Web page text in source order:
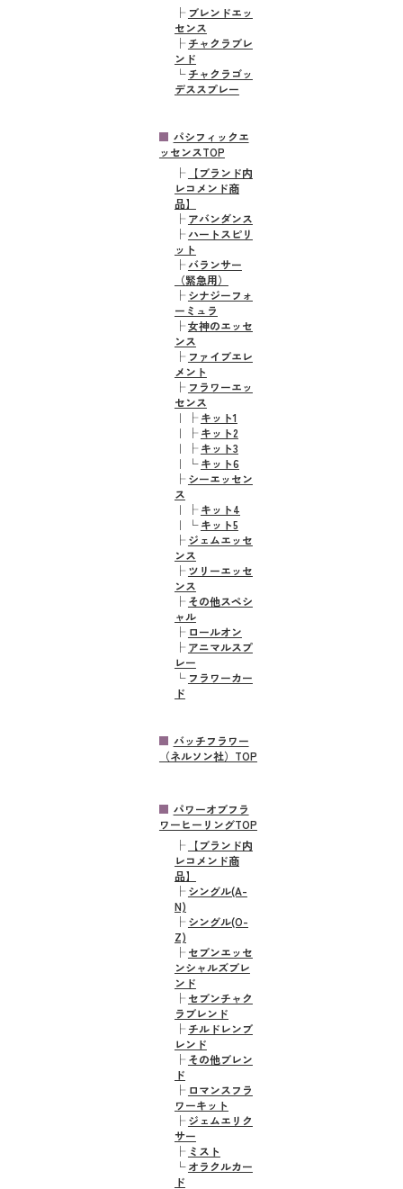
├ ブレンドエッ
センス
├ チャクラブレ
ンド
└チャクラゴッ
デススプレー
パシフィックエ
ッセンスTOP
├
【ブランド内
レコメンド商
品】
├ アバンダンス
├ハートスピリ
ット
├バランサー
（緊急用）
├ シナジーフォ
ーミュラ
├女神のエッセ
ンス
├ ファイブエレ
メント
├ フラワーエッ
センス
｜
├ キット1
｜
├ キット2
｜
├ キット3
｜
└キット6
├ シーエッセン
ス
｜
├ キット4
｜
└キット5
├ ジェムエッセ
ンス
├ ツリーエッセ
ンス
├ その他スペシ
ャル
├ ロールオン
├ アニマルスプ
レー
└ フラワーカー
ド
バッチフラワー
（ネルソン社）TOP
パワーオブフラ
ワーヒーリングTOP
├
【ブランド内
レコメンド商
品】
├ シングル(A-
N)
├ シングル(O-
Z)
├ セブンエッセ
ンシャルズブレ
ンド
├ セブンチャク
ラブレンド
├ チルドレンブ
レンド
├ その他ブレン
ド
├ ロマンスフラ
ワーキット
├ ジェムエリク
サー
├ ミスト
└オラクルカー
ド